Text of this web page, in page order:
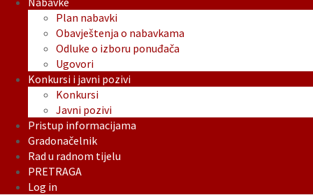
Plan nabavki
Obavještenja o nabavkama
Odluke o izboru ponuđača
Ugovori
Konkursi i javni pozivi
Konkursi
Javni pozivi
Pristup informacijama
Gradonačelnik
Rad u radnom tijelu
PRETRAGA
Log in